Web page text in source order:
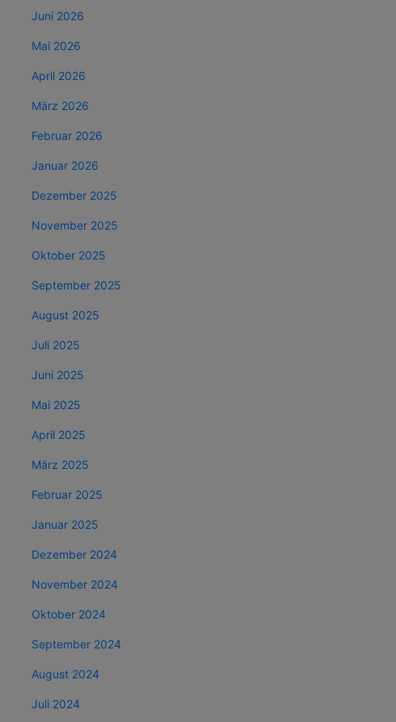
Juni 2026
Mai 2026
April 2026
März 2026
Februar 2026
Januar 2026
Dezember 2025
November 2025
Oktober 2025
September 2025
August 2025
Juli 2025
Juni 2025
Mai 2025
April 2025
März 2025
Februar 2025
Januar 2025
Dezember 2024
November 2024
Oktober 2024
September 2024
August 2024
Juli 2024